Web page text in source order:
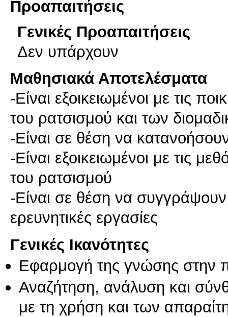
Προαπαιτήσεις
Γενικές Προαπαιτήσεις
Δεν υπάρχουν
Μαθησιακά Αποτελέσματα
-Είναι εξοικειωμένοι με τις
του ρατσισμού και των
-Είναι σε θέση να
-Είναι εξοικειωμένοι με τις
του ρατσισμού
-Είναι σε θέση να συγγράψουν
ερευνητικές εργασίες
Γενικές Ικανότητες
Εφαρμογή της γνώσης στην
Αναζήτηση, ανάλυση και
με τη χρήση και των